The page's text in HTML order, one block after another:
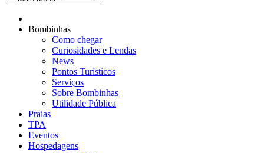
Bombinhas
Como chegar
Curiosidades e Lendas
News
Pontos Turísticos
Serviços
Sobre Bombinhas
Utilidade Pública
Praias
TPA
Eventos
Hospedagens